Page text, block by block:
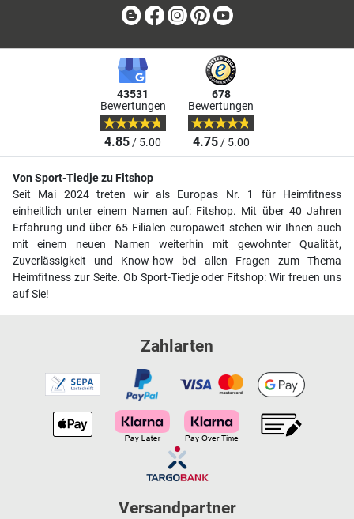
BlogFacebook
Instagram
Pinterest
43531
Bewertungen
4.85/ 5.00
678
Bewertungen
4.75/ 5.00
Von Sport-Tiedje zu Fitshop
Seit Mai 2024 treten wir als Europas Nr. 1 für Heimfitness
einheitlich unter einem Namen auf: Fitshop. Mit über 40 Jahren
Erfahrung und über 65 Filialen europaweit stehen wir Ihnen auch
mit einem neuen Namen weiterhin mit gewohnter Qualität,
Zuverlässigkeit und Know-how bei allen Fragen zum Thema
Heimfitness zur Seite. Ob Sport-Tiedje oder Fitshop: Wir freuen uns
auf Sie!
Zahlarten
Versandpartner